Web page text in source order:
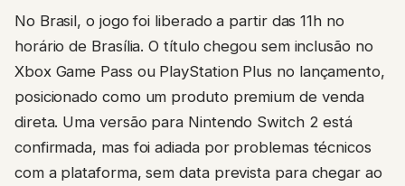
No Brasil, o jogo foi liberado a partir das 11h no
horário de Brasília. O título chegou sem inclusão no
Xbox Game Pass ou PlayStation Plus no lançamento,
posicionado como um produto premium de venda
direta. Uma versão para Nintendo Switch 2 está
confirmada, mas foi adiada por problemas técnicos
com a plataforma, sem data prevista para chegar ao